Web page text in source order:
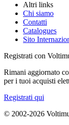
Altri links
Chi siamo
Contatti
Catalogues
Sito
Registrati con
Rimani aggiornato
per i tuoi acquisti
Registrati qui
© 2002-2026